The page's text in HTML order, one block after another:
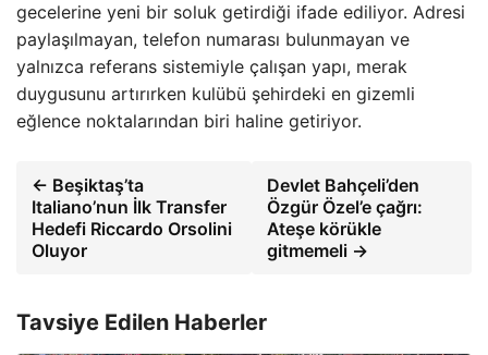
gecelerine yeni bir soluk getirdiği ifade ediliyor. Adresi
paylaşılmayan, telefon numarası bulunmayan ve
yalnızca referans sistemiyle çalışan yapı, merak
duygusunu artırırken kulübü şehirdeki en gizemli
eğlence noktalarından biri haline getiriyor.
← Beşiktaş’ta
Italiano’nun İlk Transfer
Hedefi Riccardo Orsolini
Oluyor
Devlet Bahçeli’den
Özgür Özel’e çağrı:
Ateşe körükle
gitmemeli →
Tavsiye Edilen Haberler